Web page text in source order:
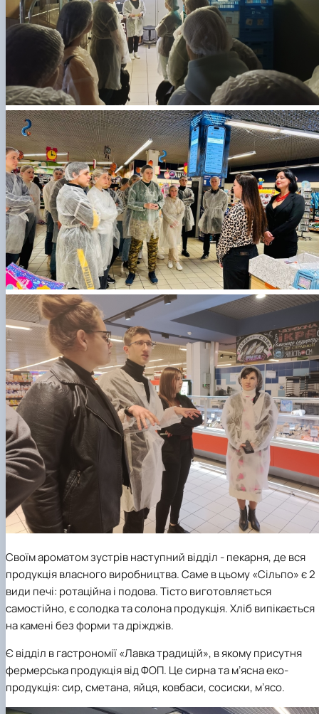
Своїм ароматом зустрів наступний відділ - пекарня, де вся
продукція власного виробництва. Саме в цьому «Сільпо» є 2
види печі: ротаційна і подова. Тісто виготовляється
самостійно, є солодка та солона продукція. Хліб випікається
на камені без форми та дріжджів.
Є відділ в гастрономії «Лавка традицій», в якому присутня
фермерська продукція від ФОП. Це сирна та мʼясна еко-
продукція: сир, сметана, яйця, ковбаси, сосиски, мʼясо.